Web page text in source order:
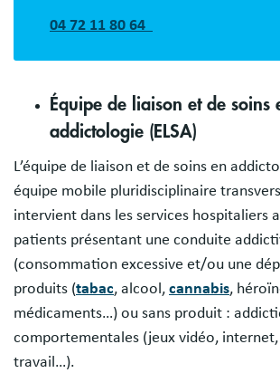
04 72 11 80 64
Équipe de liaison et de soins
addictologie (ELSA)
L’équipe de liaison et de soins en
équipe mobile pluridisciplinaire
intervient dans les services hospitaliers
patients présentant une conduite
(consommation excessive et/ou une
produits (tabac, alcool, cannabis,
médicaments…) ou sans produit :
comportementales (jeux vidéo, internet,
travail…).